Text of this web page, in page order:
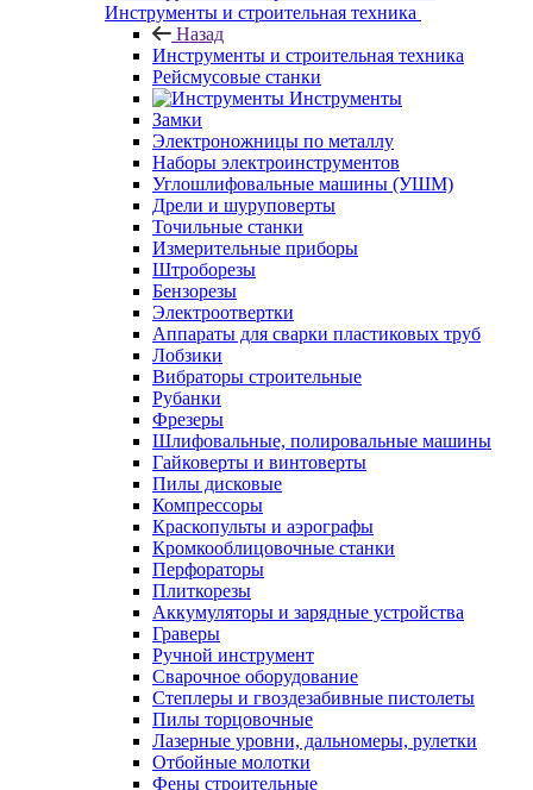
Инструменты и строительная техника
Назад
Инструменты и строительная техника
Рейсмусовые станки
Инструменты
Замки
Электроножницы по металлу
Наборы электроинструментов
Углошлифовальные машины (УШМ)
Дрели и шуруповерты
Точильные станки
Измерительные приборы
Штроборезы
Бензорезы
Электроотвертки
Аппараты для сварки пластиковых труб
Лобзики
Вибраторы строительные
Рубанки
Фрезеры
Шлифовальные, полировальные машины
Гайковерты и винтоверты
Пилы дисковые
Компрессоры
Краскопульты и аэрографы
Кромкооблицовочные станки
Перфораторы
Плиткорезы
Аккумуляторы и зарядные устройства
Граверы
Ручной инструмент
Сварочное оборудование
Степлеры и гвоздезабивные пистолеты
Пилы торцовочные
Лазерные уровни, дальномеры, рулетки
Отбойные молотки
Фены строительные